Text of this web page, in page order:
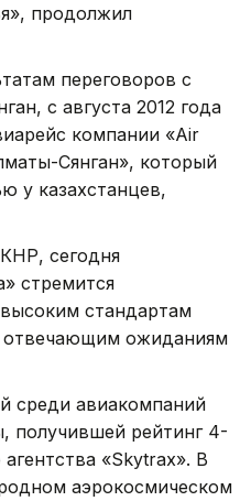
продолжил
переговоров с
с августа 2012 года
компании «Air
Сянган», который
у казахстанцев,
сегодня
стремится
стандартам
отвечающим ожиданиям
среди авиакомпаний
получившей рейтинг 4-
«Skytrax». В
аэрокосмическом